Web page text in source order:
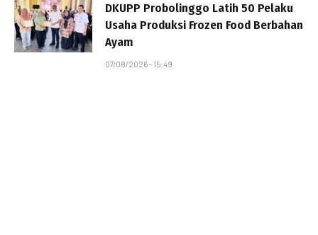
DKUPP Probolinggo Latih 50 Pelaku
Usaha Produksi Frozen Food Berbahan
Ayam
07/08/2026 - 15:49